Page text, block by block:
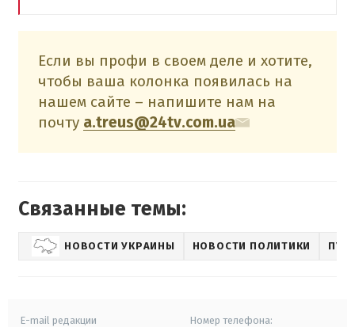
Если вы профи в своем деле и хотите,
чтобы ваша колонка появилась на
нашем сайте – напишите нам на
почту a.treus@24tv.com.ua
Связанные темы:
НОВОСТИ УКРАИНЫ НОВОСТИ ПОЛИТИКИ
E-mail редакции Номер телефона: